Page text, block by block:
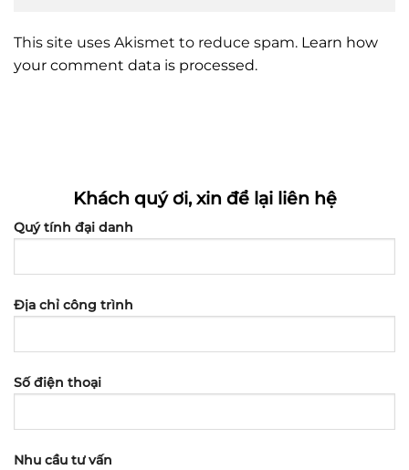
This site uses Akismet to reduce spam. Learn how
your comment data is processed.
Khách quý ơi, xin để lại liên hệ
Quý tính đại danh
Địa chỉ công trình
Số điện thoại
Nhu cầu tư vấn